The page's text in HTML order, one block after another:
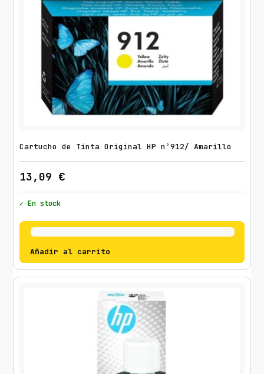
Cartucho de Tinta Original HP nº912/ Amarillo
13,09 €
✓ En stock
Añadir al carrito